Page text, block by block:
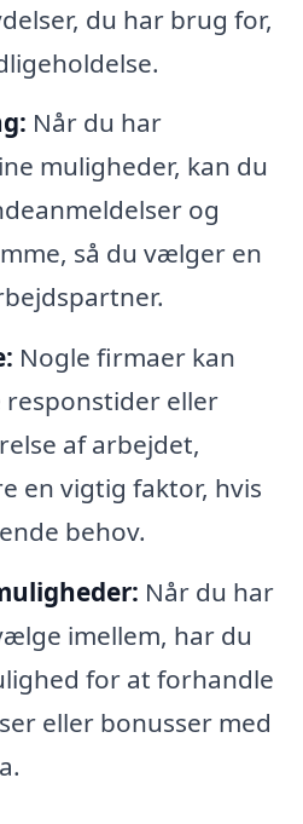
du har brug for,
Når du har
muligheder, kan du
og
så du vælger en
Nogle firmaer kan
eller
af arbejdet,
en vigtig faktor, hvis
behov.
Når du har
imellem, har du
for at forhandle
eller bonusser med